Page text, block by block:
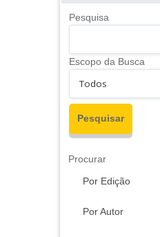
Pesquisa
Escopo da Busca
Procurar
Por Edição
Por Autor